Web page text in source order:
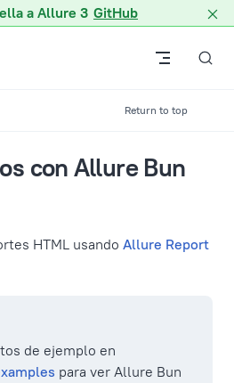
a Allure 3 GitHub
Return to top
con Allure Bun
HTML usando Allure Report
de ejemplo en
para ver Allure Bun